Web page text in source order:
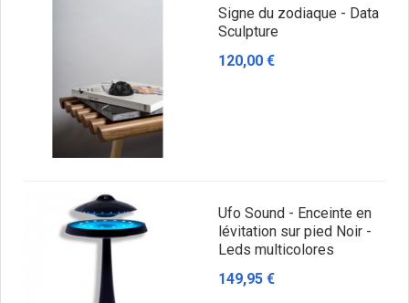
Signe du zodiaque - Data
Sculpture
120,00 €
Ufo Sound - Enceinte en
lévitation sur pied Noir -
Leds multicolores
149,95 €